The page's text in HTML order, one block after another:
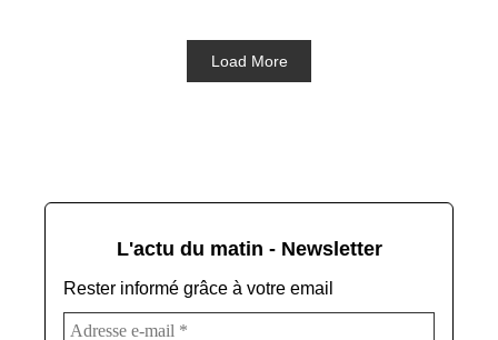
Load More
L'actu du matin - Newsletter
Rester informé grâce à votre email